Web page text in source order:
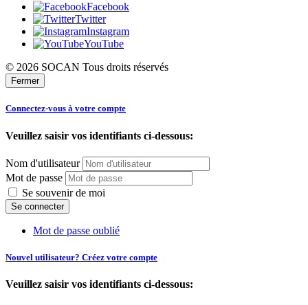
Facebook
Twitter
Instagram
YouTube
© 2026 SOCAN Tous droits réservés
Fermer
Connectez-vous à votre compte
Veuillez saisir vos identifiants ci-dessous:
Nom d'utilisateur
Mot de passe
Se souvenir de moi
Mot de passe oublié
Nouvel utilisateur? Créez votre compte
Veuillez saisir vos identifiants ci-dessous: